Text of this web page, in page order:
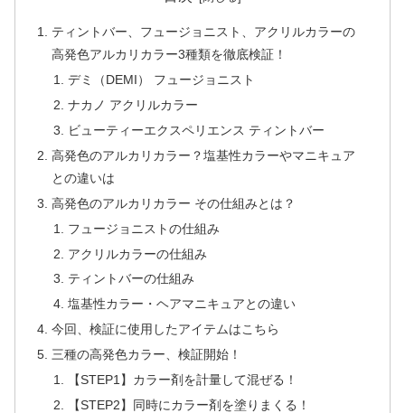
ティントバー、フュージョニスト、アクリルカラーの
高発色アルカリカラー3種類を徹底検証！
デミ（DEMI） フュージョニスト
ナカノ アクリルカラー
ビューティーエクスペリエンス ティントバー
高発色のアルカリカラー？塩基性カラーやマニキュア
との違いは
高発色のアルカリカラー その仕組みとは？
フュージョニストの仕組み
アクリルカラーの仕組み
ティントバーの仕組み
塩基性カラー・ヘアマニキュアとの違い
今回、検証に使用したアイテムはこちら
三種の高発色カラー、検証開始！
【STEP1】カラー剤を計量して混ぜる！
【STEP2】同時にカラー剤を塗りまくる！